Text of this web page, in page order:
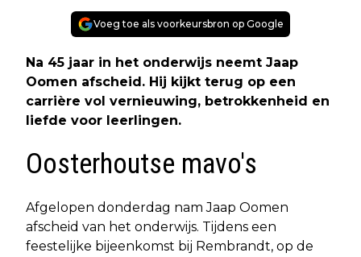
Voeg toe als voorkeursbron op Google
Na 45 jaar in het onderwijs neemt Jaap
Oomen afscheid. Hij kijkt terug op een
carrière vol vernieuwing, betrokkenheid en
liefde voor leerlingen.
Oosterhoutse mavo's
Afgelopen donderdag nam Jaap Oomen
afscheid van het onderwijs. Tijdens een
feestelijke bijeenkomst bij Rembrandt, op de